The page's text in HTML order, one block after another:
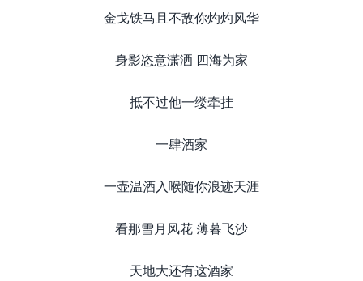
金戈铁马且不敌你灼灼风华
身影恣意潇洒 四海为家
抵不过他一缕牵挂
一肆酒家
一壶温酒入喉随你浪迹天涯
看那雪月风花 薄暮飞沙
天地大还有这酒家